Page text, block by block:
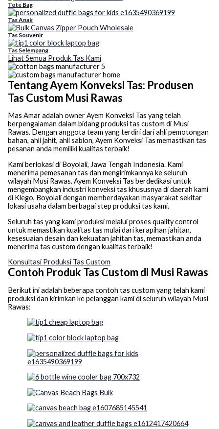
Tote Bag
Tas Anak
Tas Souvenir
Tas Selempang
Lihat Semua Produk Tas Kami
Tentang Ayem Konveksi Tas: Produsen
Tas Custom Musi Rawas
Mas Amar adalah owner Ayem Konveksi Tas yang telah
berpengalaman dalam bidang produksi tas custom di Musi
Rawas. Dengan anggota team yang terdiri dari ahli pemotongan
bahan, ahli jahit, ahli sablon, Ayem Konveksi Tas memastikan tas
pesanan anda memiliki kualitas terbaik!
Kami berlokasi di Boyolali, Jawa Tengah Indonesia. Kami
menerima pemesanan tas dan mengirimkannya ke seluruh
wilayah Musi Rawas. Ayem Konveksi Tas berdedikasi untuk
mengembangkan industri konveksi tas khususnya di daerah kami
di Klego, Boyolali dengan memberdayakan masyarakat sekitar
lokasi usaha dalam berbagai step produksi tas kami.
Seluruh tas yang kami produksi melalui proses quality control
untuk memastikan kualitas tas mulai dari kerapihan jahitan,
kesesuaian desain dan kekuatan jahitan tas, memastikan anda
menerima tas custom dengan kualitas terbaik!
Konsultasi Produksi Tas Custom
Contoh Produk Tas Custom di Musi Rawas
Berikut ini adalah beberapa contoh tas custom yang telah kami
produksi dan kirimkan ke pelanggan kami di seluruh wilayah Musi
Rawas: